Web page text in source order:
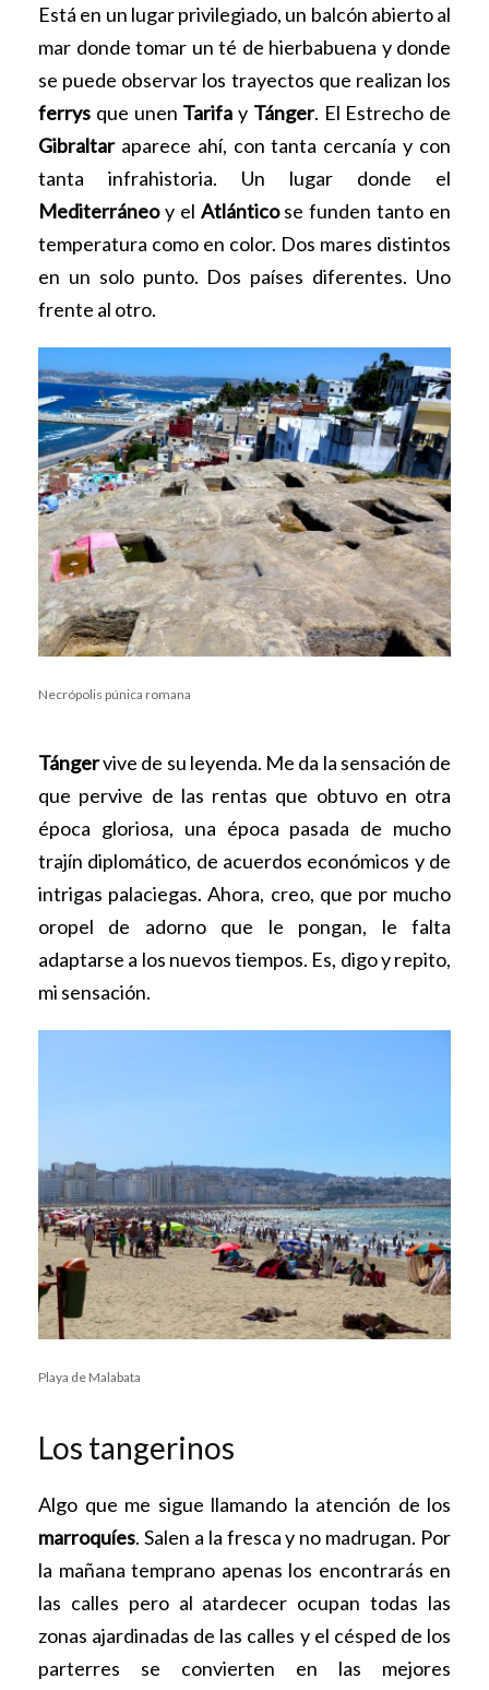
Está en un lugar privilegiado, un balcón abierto al
mar donde tomar un té de hierbabuena y donde
se puede observar los trayectos que realizan los
ferrys que unen Tarifa y Tánger. El Estrecho de
Gibraltaraparece ahí, con tanta cercanía y con
tanta infrahistoria. Un lugar donde el
Mediterráneoy el Atlánticose funden tanto en
temperatura como en color. Dos mares distintos
en un solo punto. Dos países diferentes. Uno
frente al otro.
Necrópolis púnica romana
Tángervive de su leyenda. Me da la sensación de
que pervive de las rentas que obtuvo en otra
época gloriosa, una época pasada de mucho
trajín diplomático, de acuerdos económicos y de
intrigas palaciegas. Ahora, creo, que por mucho
oropel de adorno que le pongan, le falta
adaptarse a los nuevos tiempos. Es, digo y repito,
mi sensación.
Playa de Malabata
Los tangerinos
Algo que me sigue llamando la atención de los
marroquíes. Salen a la fresca y no madrugan. Por
la mañana temprano apenas los encontrarás en
las calles pero al atardecer ocupan todas las
zonas ajardinadas de las calles y el césped de los
parterres se convierten en las mejores